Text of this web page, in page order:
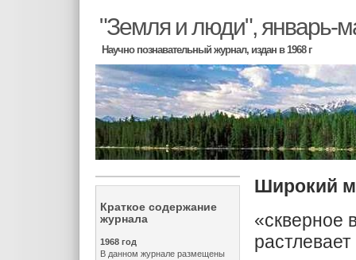
"Земля и люди", январь-
Научно познавательный журнал, издан в 1968 г
Краткое содержание
журнала
1968 год
В данном журнале размещены
Широкий
«скверное